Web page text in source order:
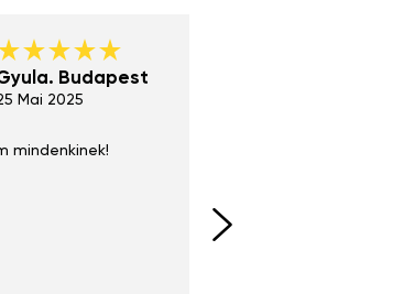
Budapest
Mai 2025
mindenkinek!